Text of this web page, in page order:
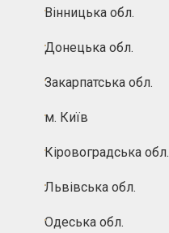
Вінницька обл.
Донецька обл.
Закарпатська обл.
м. Київ
Кіровоградська обл.
Львівська обл.
Одеська обл.